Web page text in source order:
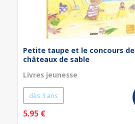
Petite taupe et le concours de
châteaux de sable
Livres jeunesse
dès 3 ans
5.95 €